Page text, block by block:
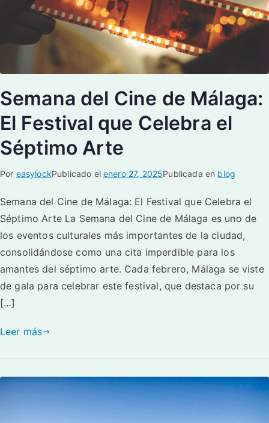
Semana del Cine de Málaga:
El Festival que Celebra el
Séptimo Arte
Por easylockPublicado elenero 27, 2025Publicada en blog
Semana del Cine de Málaga: El Festival que Celebra el
Séptimo Arte La Semana del Cine de Málaga es uno de
los eventos culturales más importantes de la ciudad,
consolidándose como una cita imperdible para los
amantes del séptimo arte. Cada febrero, Málaga se viste
de gala para celebrar este festival, que destaca por su
[…]
Leer más